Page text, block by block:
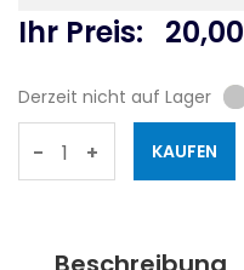
Ihr Preis: 20,00
Derzeit nicht auf Lager
- +